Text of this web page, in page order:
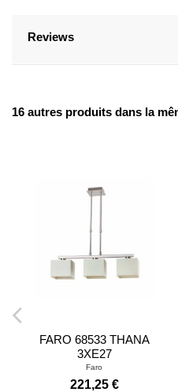
Reviews
16 autres produits dans la
FARO 68533 THANA
3XE27
Faro
221,25 €